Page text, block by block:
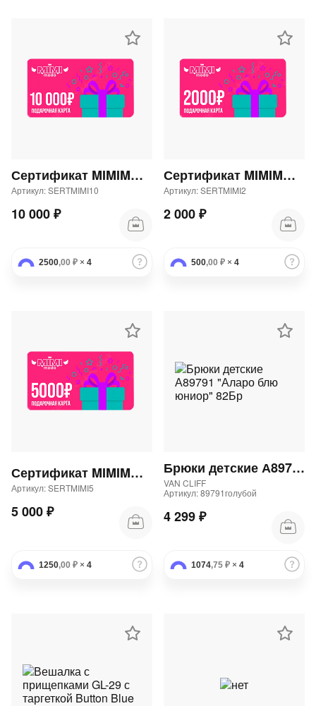
Сертификат MIMIMODA 10000 р.
Артикул: SERTMIMI10
10 000 ₽
2500,00 ₽ × 4
Сертификат MIMIMODA 2000 р.
Артикул: SERTMIMI2
2 000 ₽
500,00 ₽ × 4
Сертификат MIMIMODA 5000 р.
Артикул: SERTMIMI5
5 000 ₽
1250,00 ₽ × 4
Брюки детские А89791 "Аларо блю юниор" 82Бр
VAN CLIFF
Артикул: 89791голубой
4 299 ₽
1074,75 ₽ × 4